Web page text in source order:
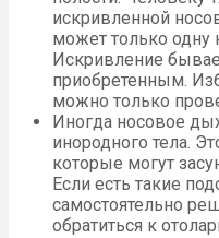
искривленной
может только
Искривление
приобретенным.
можно только
Иногда носовое
инородного тела.
которые могут
Если есть такие
самостоятельно
обратиться к